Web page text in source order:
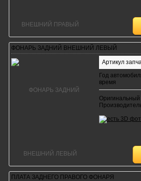
ФОНАРЬ ЗАДНИЙ ВНЕШНИЙ ЛЕВЫЙ
Артикул
Год
время
ПЛАТА ЗАДНЕГО ПРАВОГО ФОНАРЯ